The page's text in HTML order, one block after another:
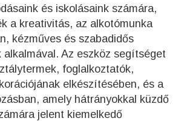
és iskolásaink számára,
a kreativitás, az alkotómunka
kézműves és szabadidős
alkalmával. Az eszköz segítséget
foglalkoztatók,
elkészítésében, és a
amely hátrányokkal küzdő
jelent kiemelkedő